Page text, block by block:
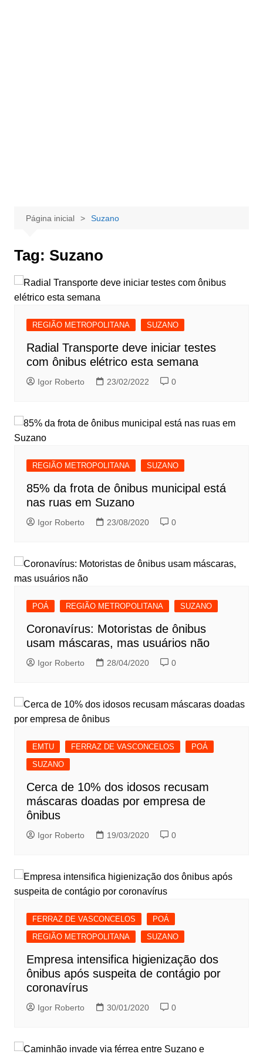
Página inicial Suzano
Tag: Suzano
REGIÃO METROPOLITANA SUZANO
Radial Transporte deve iniciar testes
com ônibus elétrico esta semana
Igor Roberto 23/02/2022 0
REGIÃO METROPOLITANA SUZANO
85% da frota de ônibus municipal está
nas ruas em Suzano
Igor Roberto 23/08/2020 0
POÁ REGIÃO METROPOLITANA SUZANO
Coronavírus: Motoristas de ônibus
usam máscaras, mas usuários não
Igor Roberto 28/04/2020 0
EMTU FERRAZ DE VASCONCELOS
POÁ
SUZANO
Cerca de 10% dos idosos recusam
máscaras doadas por empresa de
ônibus
Igor Roberto 19/03/2020 0
FERRAZ DE VASCONCELOS
POÁ
REGIÃO METROPOLITANA
SUZANO
Empresa intensifica higienização dos
ônibus após suspeita de contágio por
coronavírus
Igor Roberto 30/01/2020 0